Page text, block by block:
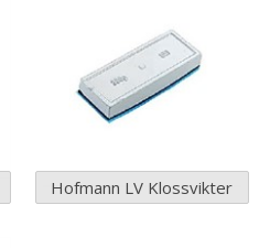
Hofmann LV Klossvikter